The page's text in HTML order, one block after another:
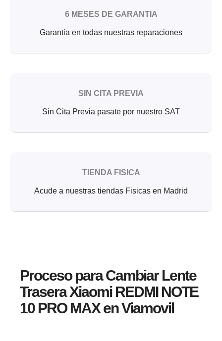
6 MESES DE GARANTIA
Garantia en todas nuestras reparaciones
SIN CITA PREVIA
Sin Cita Previa pasate por nuestro SAT
TIENDA FISICA
Acude a nuestras tiendas Fisicas en Madrid
Proceso para Cambiar Lente
Trasera Xiaomi REDMI NOTE
10 PRO MAX en Viamovil